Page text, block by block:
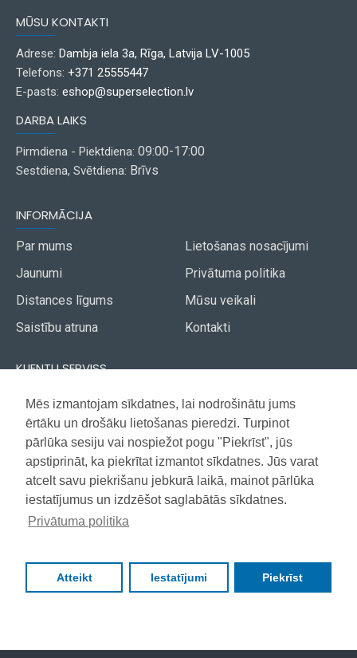
Mēs izmantojam sīkdatnes, lai nodrošinātu jums
ērtāku un drošāku lietošanas pieredzi. Turpinot
pārlūka sesiju vai nospiežot pogu "Piekrīst", jūs
apstiprināt, ka piekrītat izmantot sīkdatnes. Jūs varat
atcelt savu piekrišanu jebkurā laikā, mainot pārlūka
iestatījumus un izdzēšot saglabātās sīkdatnes.
Privātuma politika
Atteikt Iestatījumi Piekrīst
MŪSU KONTAKTI
Adrese: Dambja iela 3a, Rīga, Latvija LV-1005
Telefons: +371 25555447
E-pasts: eshop@superselection.lv
DARBA LAIKS
Pirmdiena - Piektdiena: 09:00-17:00
Sestdiena, Svētdiena: Brīvs
INFORMĀCIJA
Par mums
Jaunumi
Distances līgums
Saistību atruna
Lietošanas nosacījumi
Privātuma politika
Mūsu veikali
Kontakti
KLIENTU SERVISS
Piegāde
Apmaksa
Garantija
Akcijas avīze
Vietnes karte
Copyright © 2021, Super Selection, Visas tiesības aizsargātas